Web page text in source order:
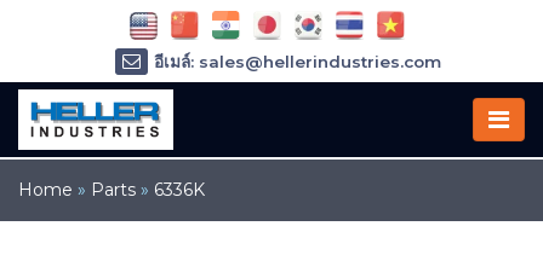
Home » Parts » 6336K
อีเมล์: sales@hellerindustries.com
อีเมล์: service@hellerindustries.com
โทรศัพท์ :